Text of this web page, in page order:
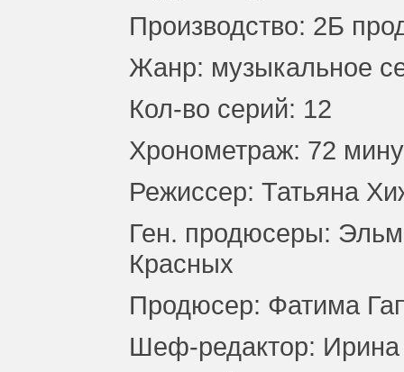
Производство: 2Б
Жанр: музыкальное
Кол-во серий: 12
Хронометраж: 72
Режиссер: Татьяна
Ген. продюсеры:
Красных
Продюсер: Фатима
Шеф-редактор: